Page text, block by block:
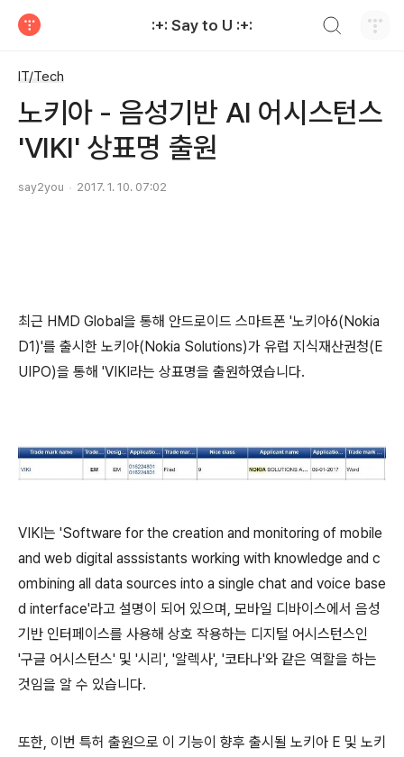
:+: Say to U :+:
IT/Tech
노키아 - 음성기반 AI 어시스턴스
'VIKI' 상표명 출원
say2you 2017. 1. 10. 07:02
최근 HMD Global을 통해 안드로이드 스마트폰 '노키아6(Nokia
D1)'를 출시한 노키아(Nokia Solutions)가 유럽 지식재산권청(E
UIPO)을 통해 'VIKI라는 상표명을 출원하였습니다.
VIKI는 'Software for the creation and monitoring of mobile
and web digital asssistants working with knowledge and c
ombining all data sources into a single chat and voice base
d interface'라고 설명이 되어 있으며, 모바일 디바이스에서 음성
기반 인터페이스를 사용해 상호 작용하는 디지털 어시스턴스인
'구글 어시스턴스' 및 '시리', '알렉사', '코타나'와 같은 역할을 하는
것임을 알 수 있습니다.
또한, 이번 특허 출원으로 이 기능이 향후 출시될 노키아 E 및 노키